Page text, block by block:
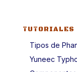
TUTORIALES
Tipos de
Yuneec